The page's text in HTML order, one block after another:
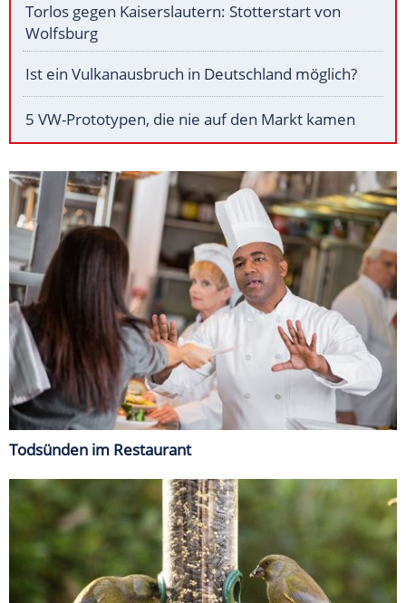
Torlos gegen Kaiserslautern: Stotterstart von
Wolfsburg
Ist ein Vulkanausbruch in Deutschland möglich?
5 VW-Prototypen, die nie auf den Markt kamen
Todsünden im Restaurant